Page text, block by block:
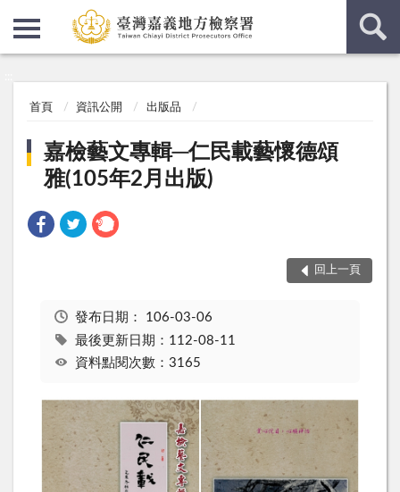
首頁 資訊公開 出版品
嘉檢藝文專輯─仁民載藝懷德頌
雅(105年2月出版)
回上一頁
發布日期： 106-03-06
最後更新日期：112-08-11
資料點閱次數：3165